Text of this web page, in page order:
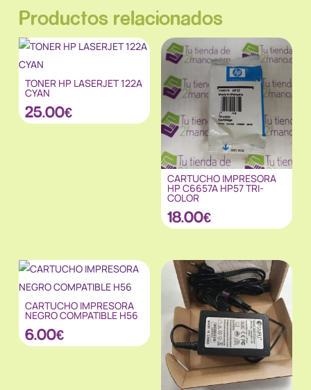
Productos relacionados
TONER HP LASERJET 122A
CYAN
25.00€
CARTUCHO IMPRESORA
HP C6657A HP57 TRI-
COLOR
18.00€
CARTUCHO IMPRESORA
NEGRO COMPATIBLE H56
6.00€